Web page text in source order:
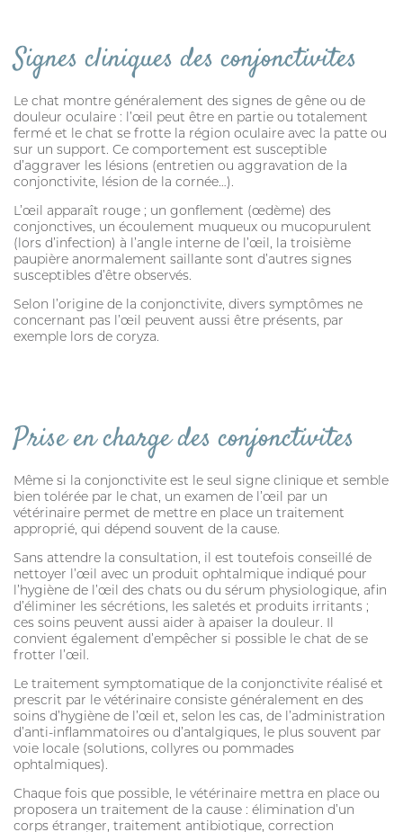
HYGIÈNE BUCCO-DENTAIRE
MARQUES
FIPROKIL DUO
MILPRAZIKAN
STRANTEL
VERMISCAN
FIPROKIL
FIPROKIL SPRAY
PERFIKAN
CONSEILS
QUI SOMMES-NOUS
NOUS TROUVER
MON CARNET DE SANTÉ ESPACE PHARMACIEN
Signes cliniques des conjonctivites
Le chat montre généralement des signes de gêne ou de
douleur oculaire : l’œil peut être en partie ou totalement
fermé et le chat se frotte la région oculaire avec la patte ou
sur un support. Ce comportement est susceptible
d’aggraver les lésions (entretien ou aggravation de la
conjonctivite, lésion de la cornée…).
L’œil apparaît rouge ; un gonflement (œdème) des
conjonctives, un écoulement muqueux ou mucopurulent
(lors d’infection) à l’angle interne de l’œil, la troisième
paupière anormalement saillante sont d’autres signes
susceptibles d’être observés.
Selon l’origine de la conjonctivite, divers symptômes ne
concernant pas l’œil peuvent aussi être présents, par
exemple lors de coryza.
Prise en charge des conjonctivites
Même si la conjonctivite est le seul signe clinique et semble
bien tolérée par le chat, un examen de l’œil par un
vétérinaire permet de mettre en place un traitement
approprié, qui dépend souvent de la cause.
Sans attendre la consultation, il est toutefois conseillé de
nettoyer l’œil avec un produit ophtalmique indiqué pour
l’hygiène de l’œil des chats ou du sérum physiologique, afin
d’éliminer les sécrétions, les saletés et produits irritants ;
ces soins peuvent aussi aider à apaiser la douleur. Il
convient également d’empêcher si possible le chat de se
frotter l’œil.
Le traitement symptomatique de la conjonctivite réalisé et
prescrit par le vétérinaire consiste généralement en des
soins d’hygiène de l’œil et, selon les cas, de l’administration
d’anti-inflammatoires ou d’antalgiques, le plus souvent par
voie locale (solutions, collyres ou pommades
ophtalmiques).
Chaque fois que possible, le vétérinaire mettra en place ou
proposera un traitement de la cause : élimination d’un
corps étranger, traitement antibiotique, correction